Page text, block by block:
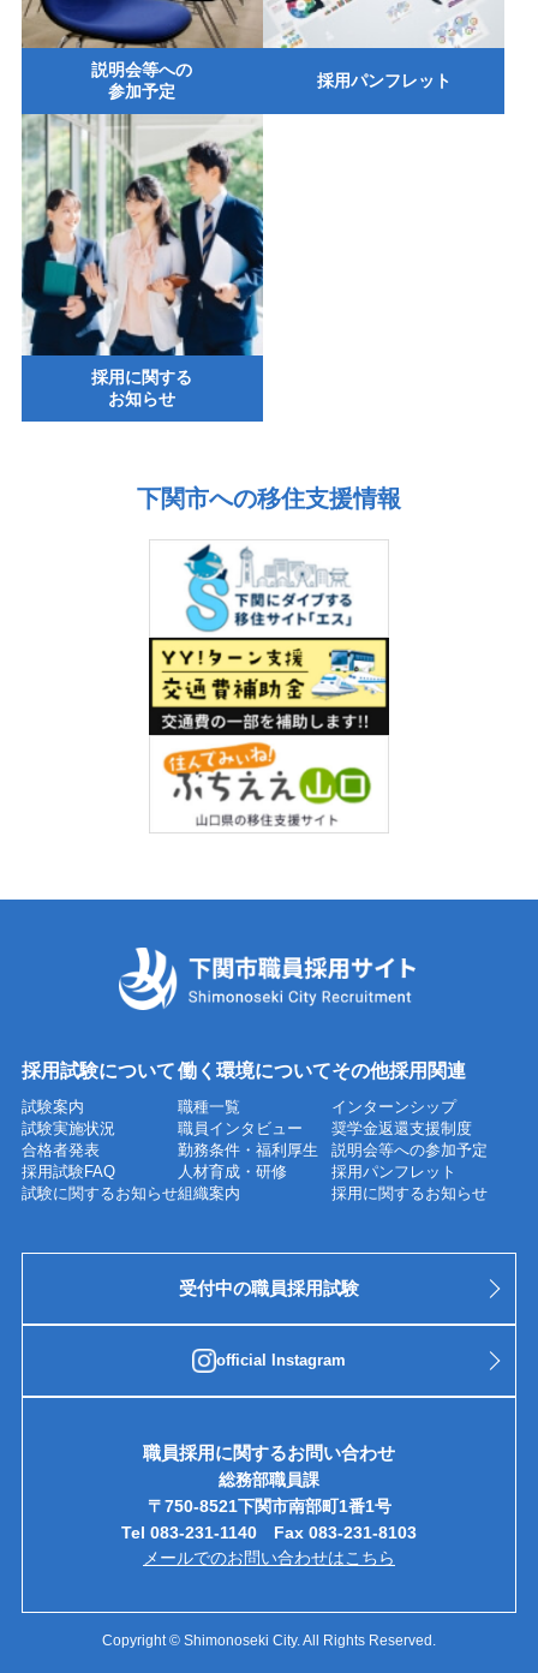
説明会等への
参加予定
採用パンフレット
採用に関する
お知らせ
下関市への移住支援情報
採用試験について
試験案内
試験実施状況
合格者発表
採用試験FAQ
試験に関するお知らせ
働く環境について
職種一覧
職員インタビュー
勤務条件・福利厚生
人材育成・研修
組織案内
その他採用関連
インターンシップ
奨学金返還支援制度
説明会等への参加予定
採用パンフレット
採用に関するお知らせ
受付中の職員採用試験
official Instagram
職員採用に関するお問い合わせ
総務部職員課
〒750-8521下関市南部町1番1号
Tel 083-231-1140 Fax 083-231-8103
メールでのお問い合わせはこちら
Copyright © Shimonoseki City. All Rights Reserved.